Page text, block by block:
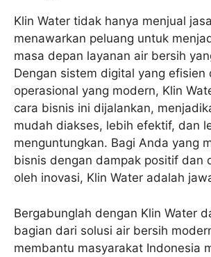
Klin Water tidak hanya menjual
menawarkan peluang untuk
masa depan layanan air bersih
Dengan sistem digital yang efisien
operasional yang modern, Klin
cara bisnis ini dijalankan,
mudah diakses, lebih efektif, dan
menguntungkan. Bagi Anda yang
bisnis dengan dampak positif dan
oleh inovasi, Klin Water adalah
Bergabunglah dengan Klin Water
bagian dari solusi air bersih
membantu masyarakat Indonesia